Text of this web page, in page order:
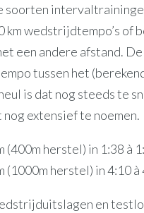
soorten
km wedstrijdtempo’s of
een andere afstand.
tussen het
is dat nog steeds te
extensief te noemen.
(400m herstel) in 1:38 à
(1000m herstel) in 4:10 à
en